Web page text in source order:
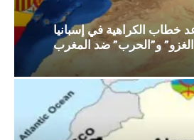
خطاب الكراهية في إسبانيا
و”الحرب” ضد المغرب